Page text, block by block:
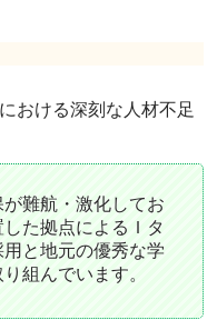
おける深刻な人材不足
難航・激化してお
た拠点によるＩタ
と地元の優秀な学
組んでいます。